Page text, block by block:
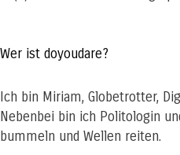
Wer ist doyoudare?
Ich bin Miriam, Globetrotter,
Nebenbei bin ich Politologin
bummeln und Wellen reiten.